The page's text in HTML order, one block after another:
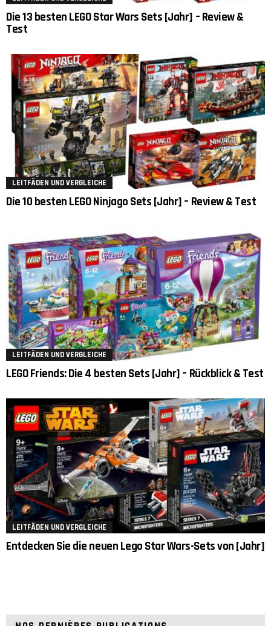
Die 13 besten LEGO Star Wars Sets [Jahr] – Review &
Test
LEITFÄDEN UND VERGLEICHE
Die 10 besten LEGO Ninjago Sets [Jahr] – Review & Test
LEITFÄDEN UND VERGLEICHE
LEGO Friends: Die 4 besten Sets [Jahr] – Rückblick & Test
LEITFÄDEN UND VERGLEICHE
Entdecken Sie die neuen Lego Star Wars-Sets von [Jahr]